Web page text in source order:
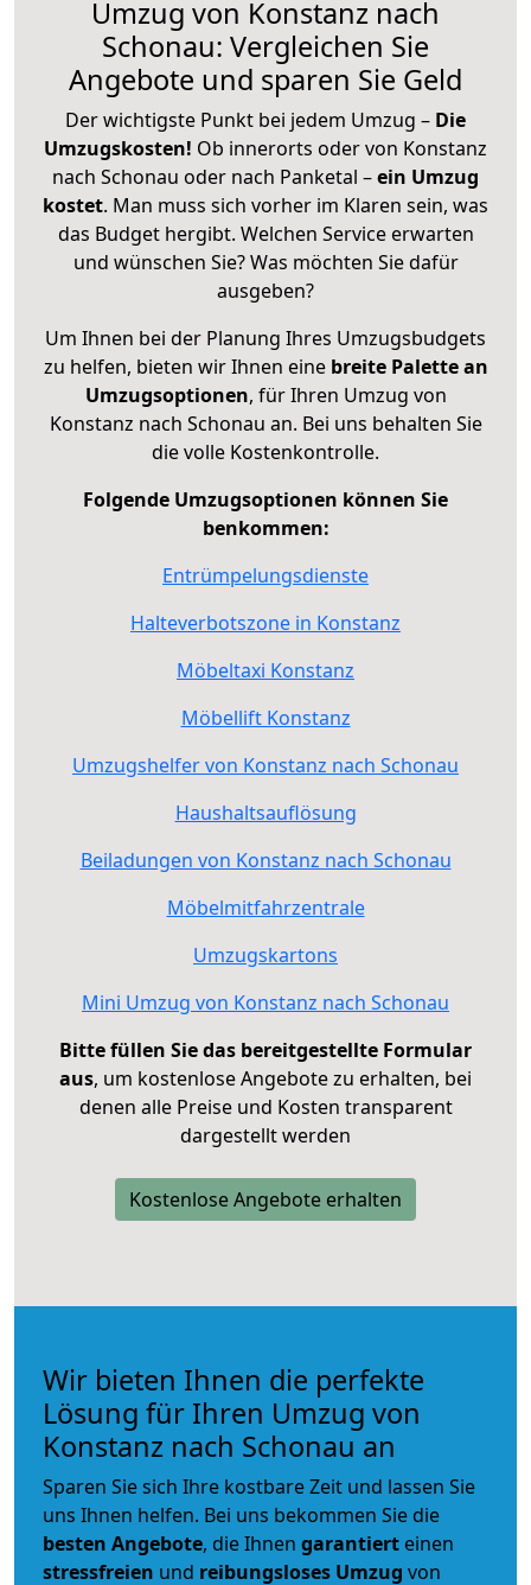
Umzug von Konstanz nach
Schonau: Vergleichen Sie
Angebote und sparen Sie Geld
Der wichtigste Punkt bei jedem Umzug – Die
Umzugskosten! Ob innerorts oder von Konstanz
nach Schonau oder nach Panketal –ein Umzug
kostet. Man muss sich vorher im Klaren sein, was
das Budget hergibt. Welchen Service erwarten
und wünschen Sie? Was möchten Sie dafür
ausgeben?
Um Ihnen bei der Planung Ihres Umzugsbudgets
zu helfen, bieten wir Ihnen eine breite Palette an
Umzugsoptionen, für Ihren Umzug von
Konstanz nach Schonau an. Bei uns behalten Sie
die volle Kostenkontrolle.
Folgende Umzugsoptionen können Sie
benkommen:
Entrümpelungsdienste
Halteverbotszone in Konstanz
Möbeltaxi Konstanz
Möbellift Konstanz
Umzugshelfer von Konstanz nach Schonau
Haushaltsauflösung
Beiladungen von Konstanz nach Schonau
Möbelmitfahrzentrale
Umzugskartons
Mini Umzug von Konstanz nach Schonau
Bitte füllen Sie das bereitgestellte Formular
aus, um kostenlose Angebote zu erhalten, bei
denen alle Preise und Kosten transparent
dargestellt werden
Kostenlose Angebote erhalten
Wir bieten Ihnen die perfekte
Lösung für Ihren Umzug von
Konstanz nach Schonau an
Sparen Sie sich Ihre kostbare Zeit und lassen Sie
uns Ihnen helfen. Bei uns bekommen Sie die
besten Angebote, die Ihnen garantiert einen
stressfreien und reibungsloses Umzug von